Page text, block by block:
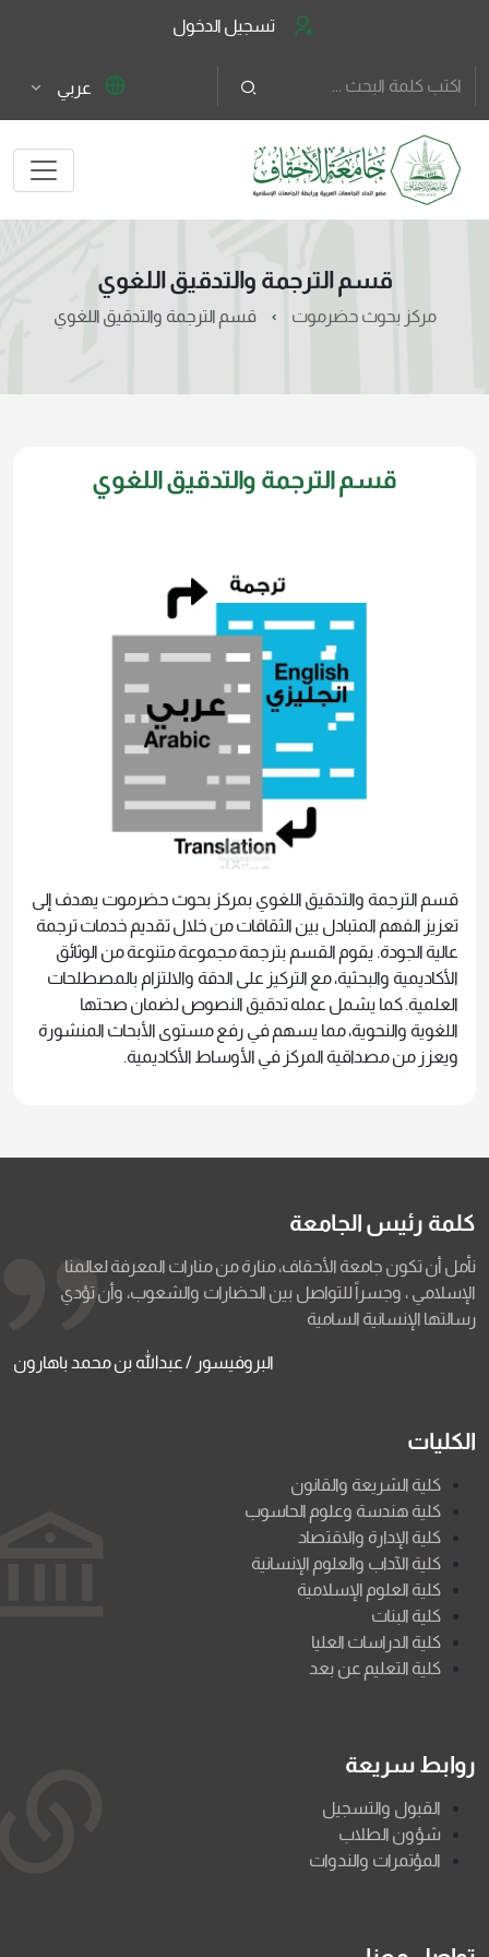
تسجيل الدخول
عربي
قسم الترجمة والتدقيق اللغوي
مركز بحوث حضرموت قسم الترجمة والتدقيق اللغوي
قسم الترجمة والتدقيق اللغوي
قسم الترجمة والتدقيق اللغوي بمركز بحوث حضرموت يهدف إلى
تعزيز الفهم المتبادل بين الثقافات من خلال تقديم خدمات ترجمة
عالية الجودة. يقوم القسم بترجمة مجموعة متنوعة من الوثائق
الأكاديمية والبحثية، مع التركيز على الدقة والالتزام بالمصطلحات
العلمية. كما يشمل عمله تدقيق النصوص لضمان صحتها
اللغوية والنحوية، مما يسهم في رفع مستوى الأبحاث المنشورة
ويعزز من مصداقية المركز في الأوساط الأكاديمية.
كلمة رئيس الجامعة
نأمل أن تكون جامعة الأحقاف، منارة من منارات المعرفة لعالمنا
الإسلامي ، وجسراً للتواصل بين الحضارات والشعوب، وأن تؤدي
رسالتها الإنسانية السامية
البروفيسور / عبدالله بن محمد باهارون
الكليات
كلية الشريعة والقانون
كلية هندسة وعلوم الحاسوب
كلية الإدارة والاقتصاد
كلية الآداب والعلوم الإنسانية
كلية العلوم الإسلامية
كلية البنات
كلية الدراسات العليا
كلية التعليم عن بعد
روابط سريعة
القبول والتسجيل
شؤون الطلاب
المؤتمرات والندوات